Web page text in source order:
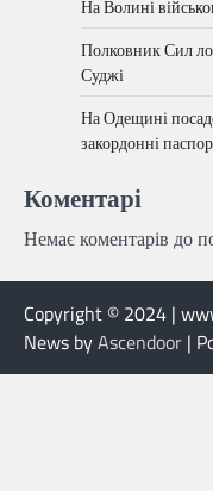
На Волині
Полковник Сил
Суджі
На Одещині
закордонні
Коментарі
Немає коментарів до
Copyright © 2024 |
News byAscendoor |